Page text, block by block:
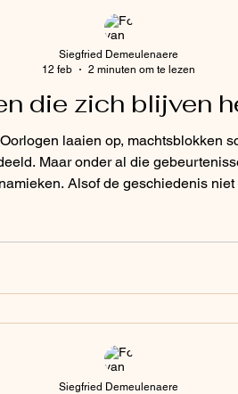
die zich blijven
laaien op, machtsblokken
Maar onder al die
Alsof de geschiedenis
Siegfried Demeulenaere
12 feb
2 minuten om te lezen
Siegfried Demeulenaere